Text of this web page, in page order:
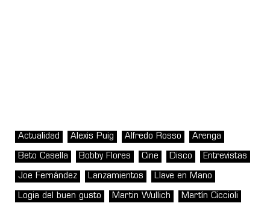
Actualidad Alexis Puig Alfredo Rosso Arenga
Beto Casella Bobby Flores Cine Disco Entrevistas
Joe Fernández Lanzamientos Llave en Mano
Logia del buen gusto Martin Wullich Martín Ciccioli